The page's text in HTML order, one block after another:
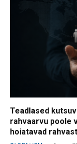
Teadlased
rahvaarvu poole
hoiatavad